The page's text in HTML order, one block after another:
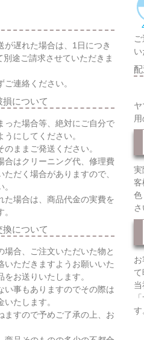
が遅れた場合は、1日につき
途ご請求させていただきま
連絡ください。
損について
った場合等、絶対にご自分で
にしてください。
ままご発送ください。
合はクリーニング代、修理費
だく場合がありますので、
場合は、商品代金の実費を
換について
場合、ご注文いただいた物と
いただきますようお願いいた
お送りいたします。
い事もありますのでその際は
たします。
ますので予めご了承の上、お
実
客
色
す